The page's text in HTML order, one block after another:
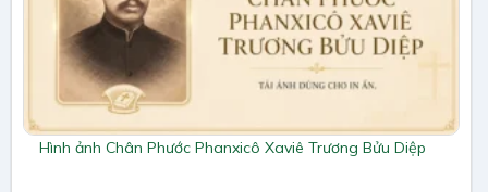
Hình ảnh Chân Phước Phanxicô Xaviê Trương Bửu Diệp